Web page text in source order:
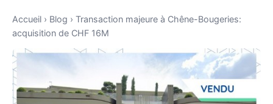
Accueil › Blog › Transaction majeure à Chêne-Bougeries:
acquisition de CHF 16M